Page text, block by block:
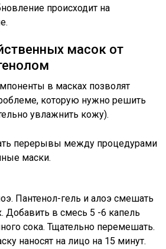
происходит на
масок от
в масках позволят
которую нужно решить
увлажнить кожу).
перерывы между процедурами
маски.
Пантенол-гель и алоэ смешать
Добавить в смесь 5 -6 капель
сока. Тщательно перемешать.
наносят на лицо на 15 минут.